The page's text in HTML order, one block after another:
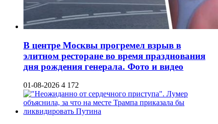
В центре Москвы прогремел взрыв в
элитном ресторане во время празднования
дня рождения генерала. Фото и видео
01-08-2026 4 172